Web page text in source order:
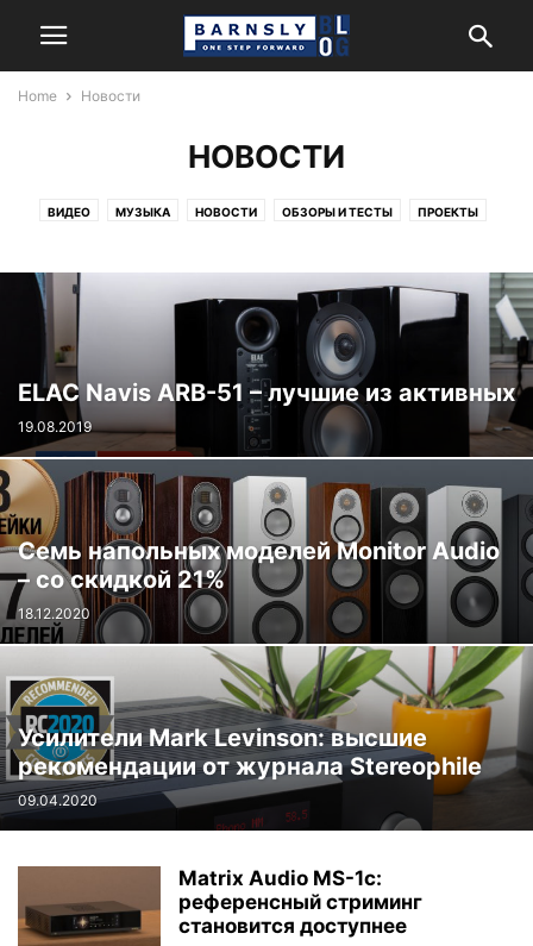
Home Новости
НОВОСТИ
ВИДЕО МУЗЫКА НОВОСТИ ОБЗОРЫ И ТЕСТЫ ПРОЕКТЫ
ELAC Navis ARB-51 – лучшие из активных
19.08.2019
Семь напольных моделей Monitor Audio
– со скидкой 21%
18.12.2020
Усилители Mark Levinson: высшие
рекомендации от журнала Stereophile
09.04.2020
Matrix Audio MS-1c:
референсный стриминг
становится доступнее